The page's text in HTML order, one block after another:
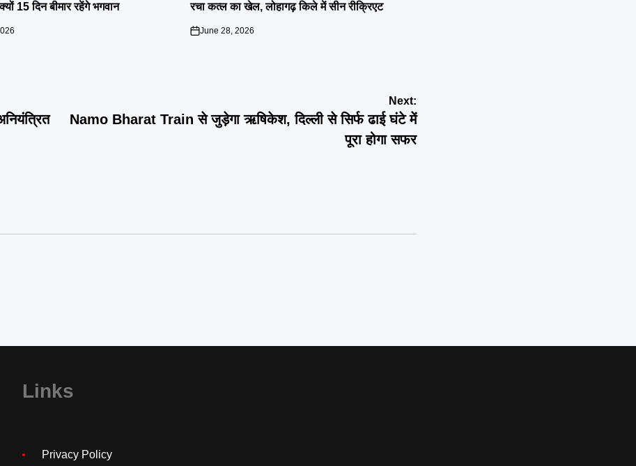
15 दिन बीमार रहेंगे भगवान
रचा कत्ल का खेल, लोहागढ़ किले में सीन रीक्रिएट
on
June 28, 2026
Next:
Namo Bharat Train से जुड़ेगा ऋषिकेश, दिल्ली से सिर्फ ढाई घंटे में
पूरा होगा सफर
Links
Privacy Policy